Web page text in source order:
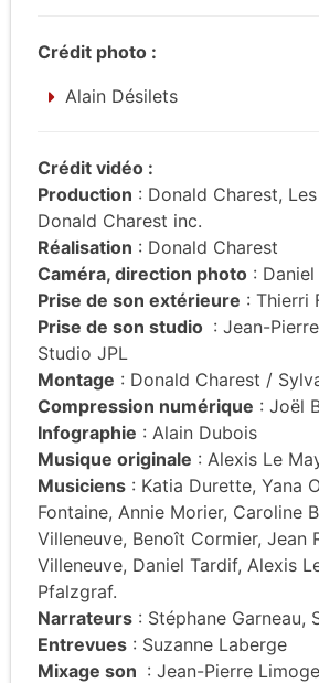
Crédit photo :
Alain Désilets
Crédit vidéo :
Production : Donald Charest,
Donald Charest inc.
Réalisation : Donald Charest
Caméra, direction photo :
Prise de son extérieure : Thierri
Prise de son studio : Jean-
Studio JPL
Montage : Donald Charest /
Compression numérique : Joël
Infographie : Alain Dubois
Musique originale : Alexis Le
Musiciens : Katia Durette, Yana
Fontaine, Annie Morier, Caroline
Villeneuve, Benoît Cormier, Jean
Villeneuve, Daniel Tardif, Alexis
Pfalzgraf.
Narrateurs : Stéphane Garneau,
Entrevues : Suzanne Laberge
Mixage son : Jean-Pierre